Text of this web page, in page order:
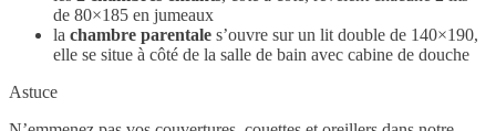
de 80×185 en jumeaux
la chambre parentale s’ouvre sur un lit double de 140×190,
elle se situe à côté de la salle de bain avec cabine de douche
Astuce